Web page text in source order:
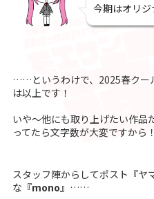
今期はオリジ
……というわけで、2025春クー
は以上です！
いや～他にも取り上げたい作
ってたら文字数が大変ですから！
スタッフ陣からしてポスト『ヤ
な 『mono』 ……